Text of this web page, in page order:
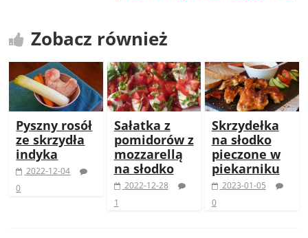
Zobacz również
Pyszny rosół
ze skrzydła
indyka
2022-12-04
0
Sałatka z
pomidorów z
mozzarellą
na słodko
2022-12-28
1
Skrzydełka
na słodko
pieczone w
piekarniku
2023-01-05
0